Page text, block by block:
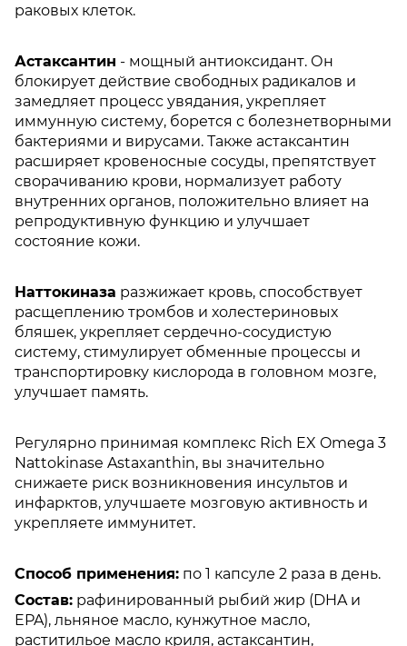
раковых клеток.
Астаксантин - мощный антиоксидант. Он
блокирует действие свободных радикалов и
замедляет процесс увядания, укрепляет
иммунную систему, борется с болезнетворными
бактериями и вирусами. Также астаксантин
расширяет кровеносные сосуды, препятствует
сворачиванию крови, нормализует работу
внутренних органов, положительно влияет на
репродуктивную функцию и улучшает
состояние кожи.
Наттокиназа разжижает кровь, способствует
расщеплению тромбов и холестериновых
бляшек, укрепляет сердечно-сосудистую
систему, стимулирует обменные процессы и
транспортировку кислорода в головном мозге,
улучшает память.
Регулярно принимая комплекс Rich EX Omega 3
Nattokinase Astaxanthin, вы значительно
снижаете риск возникновения инсультов и
инфарктов, улучшаете мозговую активность и
укрепляете иммунитет.
Способ применения: по 1 капсуле 2 раза в день.
Состав: рафинированный рыбий жир (DHA и
EPA), льняное масло, кунжутное масло,
раститильое масло криля, астаксантин,